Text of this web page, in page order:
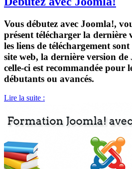
Vous débutez avec Joomla!,
présent télécharger la dernière
les liens de téléchargement
site web, la dernière version de
celle-ci est recommandée pour
débutants ou avancés.
Lire la suite :